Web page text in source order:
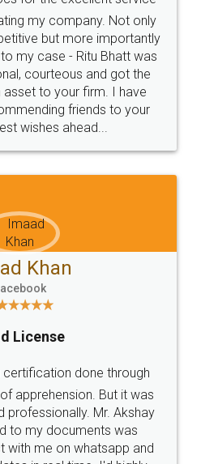
Software
,Credit ,Inventory
Our Mobile
on:
the
Desktop